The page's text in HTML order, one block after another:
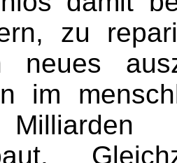
zu
neues
im